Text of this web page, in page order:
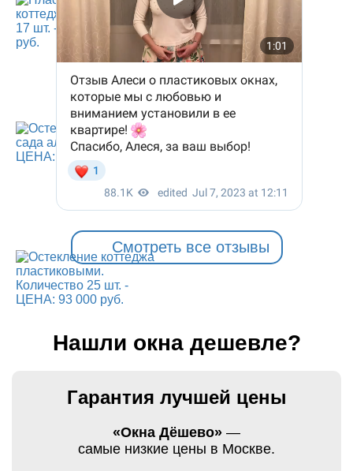
Смотреть все отзывы
Нашли окна дешевле?
Гарантия лучшей цены
«Окна Дёшево» —
самые низкие цены в Москве.